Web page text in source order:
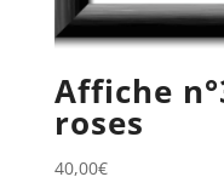
Affiche
roses
40,00€